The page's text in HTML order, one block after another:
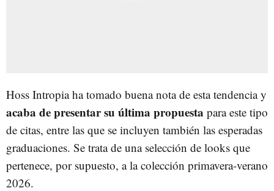
Hoss Intropia ha tomado buena nota de esta tendencia y
acaba de presentar su última propuesta para este tipo
de citas, entre las que se incluyen también las esperadas
graduaciones. Se trata de una selección de looks que
pertenece, por supuesto, a la colección primavera-verano
2026.